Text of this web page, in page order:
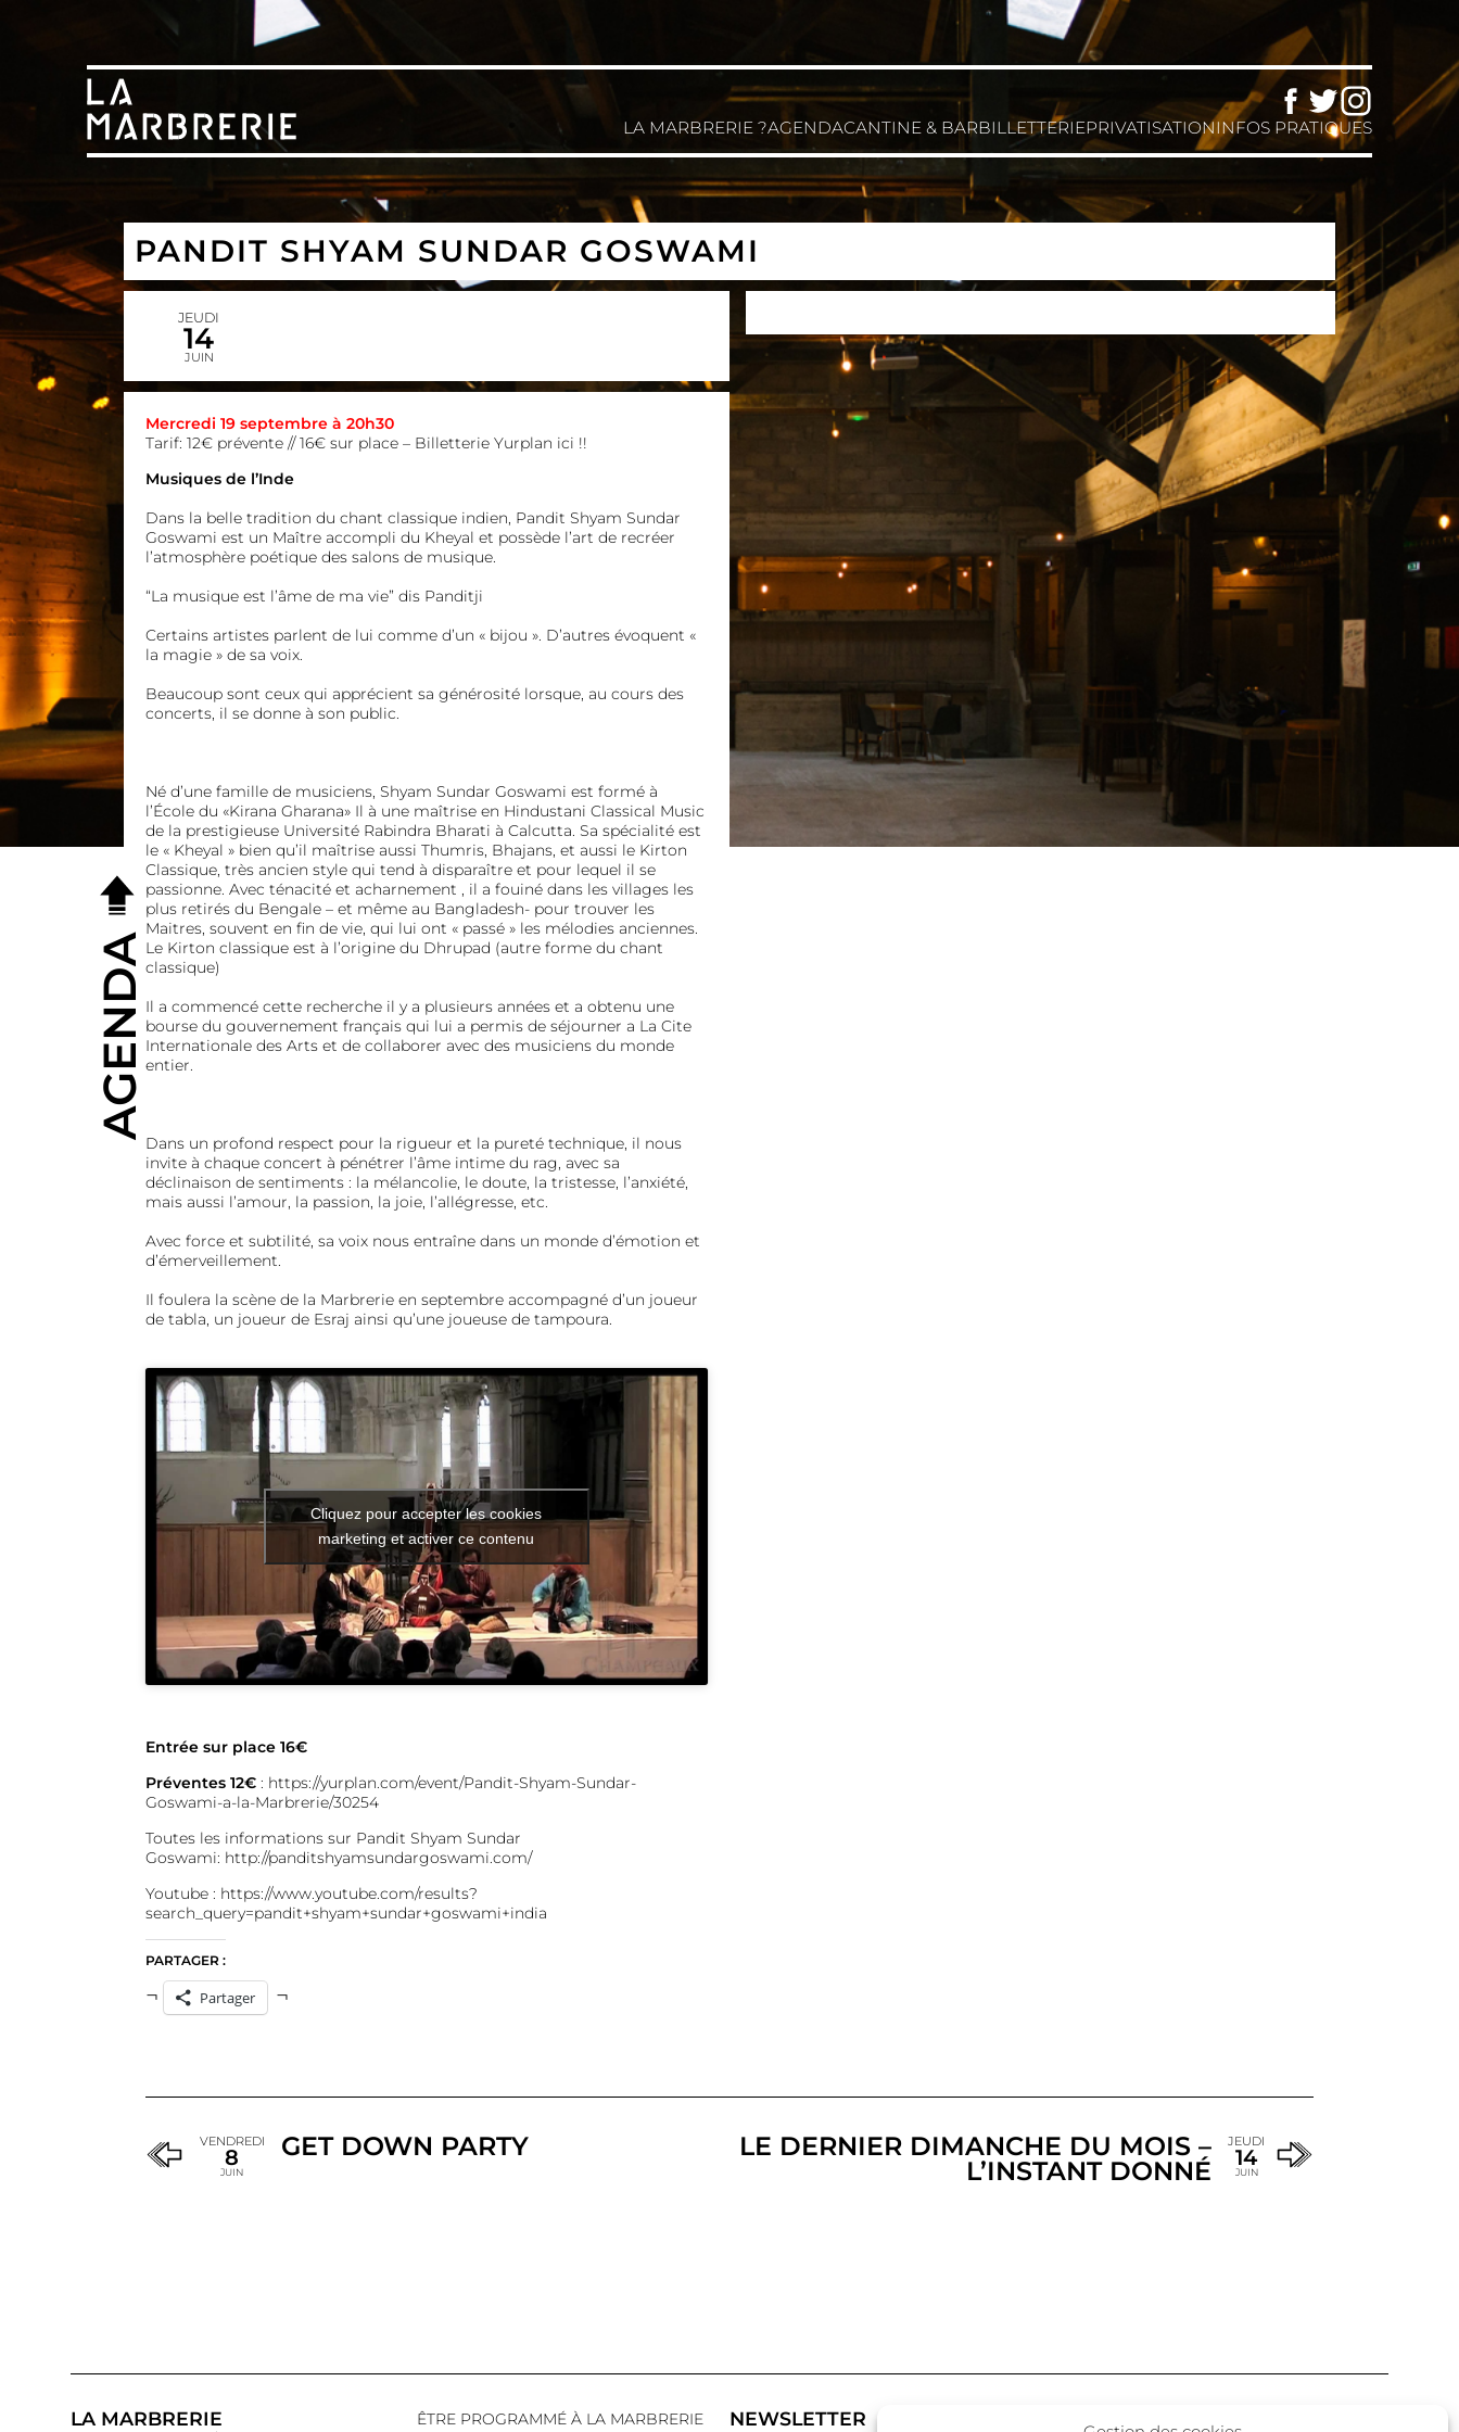
Facebook
TwitterInstagram
LA MARBRERIE ?AGENDACANTINE & BARBILLETTERIEPRIVATISATIONINFOS PRATIQUES
PANDIT SHYAM SUNDAR GOSWAMI
JEUDI
14
JUIN
Mercredi 19 septembre à 20h30
Tarif: 12€ prévente // 16€ sur place – Billetterie Yurplan ici !!
Musiques de l’Inde
Dans la belle tradition du chant classique indien, Pandit Shyam Sundar
Goswami est un Maître accompli du Kheyal et possède l’art de recréer
l’atmosphère poétique des salons de musique.
“La musique est l’âme de ma vie” dis Panditji
Certains artistes parlent de lui comme d’un « bijou ». D’autres évoquent «
la magie » de sa voix.
Beaucoup sont ceux qui apprécient sa générosité lorsque, au cours des
concerts, il se donne à son public.
Né d’une famille de musiciens, Shyam Sundar Goswami est formé à
l’École du «Kirana Gharana» Il à une maîtrise en Hindustani Classical Music
de la prestigieuse Université Rabindra Bharati à Calcutta. Sa spécialité est
le « Kheyal » bien qu’il maîtrise aussi Thumris, Bhajans, et aussi le Kirton
Classique, très ancien style qui tend à disparaître et pour lequel il se
passionne. Avec ténacité et acharnement , il a fouiné dans les villages les
plus retirés du Bengale – et même au Bangladesh- pour trouver les
Maitres, souvent en fin de vie, qui lui ont « passé » les mélodies anciennes.
Le Kirton classique est à l’origine du Dhrupad (autre forme du chant
classique)
Il a commencé cette recherche il y a plusieurs années et a obtenu une
bourse du gouvernement français qui lui a permis de séjourner a La Cite
Internationale des Arts et de collaborer avec des musiciens du monde
entier.
Dans un profond respect pour la rigueur et la pureté technique, il nous
invite à chaque concert à pénétrer l’âme intime du rag, avec sa
déclinaison de sentiments : la mélancolie, le doute, la tristesse, l’anxiété,
mais aussi l’amour, la passion, la joie, l’allégresse, etc.
Avec force et subtilité, sa voix nous entraîne dans un monde d’émotion et
d’émerveillement.
Il foulera la scène de la Marbrerie en septembre accompagné d’un joueur
de tabla, un joueur de Esraj ainsi qu’une joueuse de tampoura.
Cliquez pour accepter les cookies
marketing et activer ce contenu
Entrée sur place 16€
Préventes 12€: https://yurplan.com/event/Pandit-Shyam-Sundar-
Goswami-a-la-Marbrerie/30254
Toutes les informations sur Pandit Shyam Sundar
Goswami: http://panditshyamsundargoswami.com/
Youtube : https://www.youtube.com/results?
search_query=pandit+shyam+sundar+goswami+india
PARTAGER :
Partager
VENDREDI
8
JUIN
GET DOWN PARTY LE DERNIER DIMANCHE DU MOIS –
L’INSTANT DONNÉ
JEUDI
14
JUIN
AGENDA
LA MARBRERIE ÊTRE PROGRAMMÉ À LA MARBRERIE NEWSLETTER Instagram